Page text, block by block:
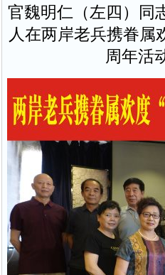
官魏明仁（左四）同
人在两岸老兵携眷属
周年活